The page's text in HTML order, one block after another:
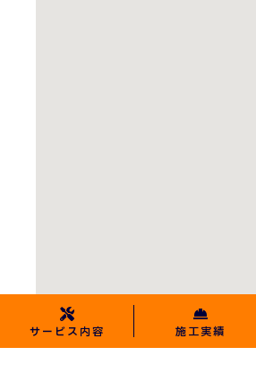
サービス内容 施工実績